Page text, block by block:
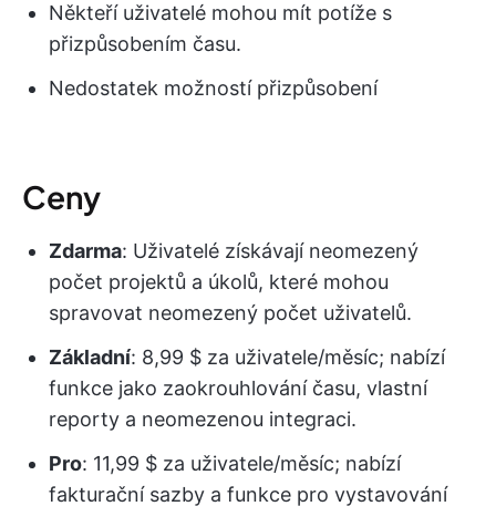
Někteří uživatelé mohou mít potíže s
přizpůsobením času.
Nedostatek možností přizpůsobení
Ceny
Zdarma: Uživatelé získávají neomezený
počet projektů a úkolů, které mohou
spravovat neomezený počet uživatelů.
Základní: 8,99 $ za uživatele/měsíc; nabízí
funkce jako zaokrouhlování času, vlastní
reporty a neomezenou integraci.
Pro: 11,99 $ za uživatele/měsíc; nabízí
fakturační sazby a funkce pro vystavování